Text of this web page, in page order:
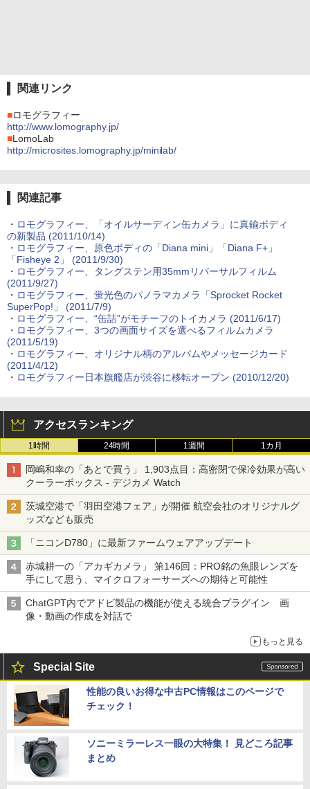
関連リンク
■ロモグラフィー
http://www.lomography.jp/
■LomoLab
http://microsites.lomography.jp/minilab/
関連記事
・ ロモグラフィー、「オイルサーディン缶カメラ」に真鍮ボディ
の新製品 (2011/10/14)
・ ロモグラフィー、原色ボディの「Diana mini」「Diana F+」
「Fisheye 2」 (2011/9/30)
・ ロモグラフィー、タングステン用35mmリバーサルフィルム
(2011/9/27)
・ ロモグラフィー、蛍光色のパノラマカメラ「Sprocket Rocket
SuperPop!」 (2011/7/9)
・ ロモグラフィー、“缶詰”がモチーフのトイカメラ (2011/6/17)
・ ロモグラフィー、3つの画面サイズを選べるフィルムカメラ
(2011/5/19)
・ ロモグラフィー、オリジナル柄のアルバムやメッセージカード
(2011/4/12)
・ ロモグラフィー日本旗艦店が渋谷に移転オープン (2010/12/20)
アクセスランキング
1時間 24時間 1週間 1カ月
岡嶋和幸の「あとで買う」 1,903点目：高密閉で保冷効果が高い
クーラーボックス - デジカメ Watch
茨城空港で「羽田空港フェア」が開催 航空会社のオリジナルグ
ッズなども販売
「ニコンD780」に最新ファームウェアアップデート
赤城耕一の「アカギカメラ」 第146回：PRO銘の魚眼レンズを
手にして思う、マイクロフォーサーズへの期待と可能性
ChatGPT内でアドビ製品の機能が使える統合プラグイン 画
像・動画の作成を対話で
もっと見る
Special Site
性能の良いお得な中古PC情報はこのページで
チェック！
ソニーミラーレス一眼の大特集！ 見どころ記事
まとめ